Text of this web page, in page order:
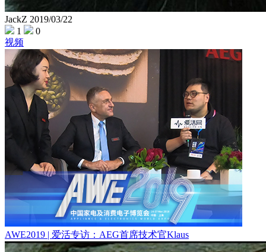
JackZ 2019/03/22
1
0
视频
AWE2019 | 爱活专访：AEG首席技术官Klaus